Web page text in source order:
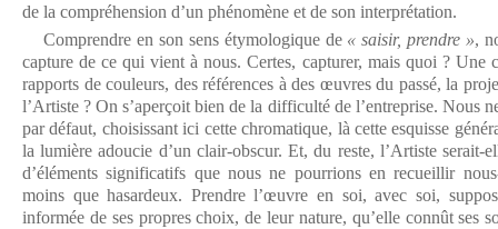
de la compréhension d’un phénomène et de son interprétation.
Comprendre en son sens étymologique de « saisir, prendre »,
capture de ce qui vient à nous. Certes, capturer, mais quoi ? Une
rapports de couleurs, des références à des œuvres du passé, la
l’Artiste ? On s’aperçoit bien de la difficulté de l’entreprise. Nous
par défaut, choisissant ici cette chromatique, là cette esquisse
la lumière adoucie d’un clair-obscur. Et, du reste, l’Artiste serait-
d’éléments significatifs que nous ne pourrions en recueillir
moins que hasardeux. Prendre l’œuvre en soi, avec soi,
informée de ses propres choix, de leur nature, qu’elle connût ses